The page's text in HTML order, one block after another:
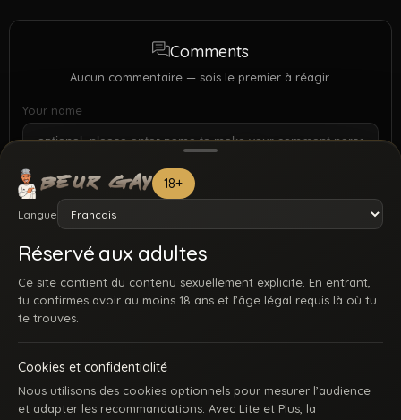
18+
Langue
Réservé aux adultes
Ce site contient du contenu sexuellement explicite. En entrant,
tu confirmes avoir au moins 18 ans et l’âge légal requis là où tu
te trouves.
Cookies et confidentialité
Nous utilisons des cookies optionnels pour mesurer l’audience
et adapter les recommandations. Avec Lite et Plus, la
Comments
Aucun commentaire — sois le premier à réagir.
Your name